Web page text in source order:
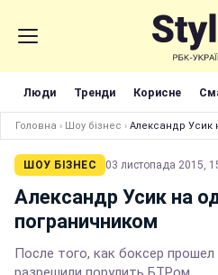
Люди Тренди Корисне
Головна › Шоу бізнес › Александр Усик
ШОУ БІЗНЕС 03 листопада 2015,
Александр Усик на
пограничником
После того, как боксер